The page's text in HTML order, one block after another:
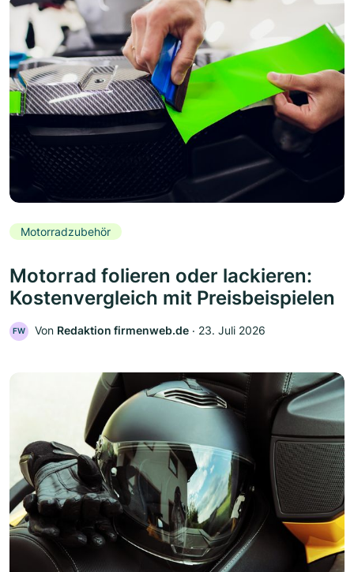
Motorradzubehör
Motorrad folieren oder lackieren:
Kostenvergleich mit Preisbeispielen
FW Von Redaktion firmenweb.de ‧ 23. Juli 2026